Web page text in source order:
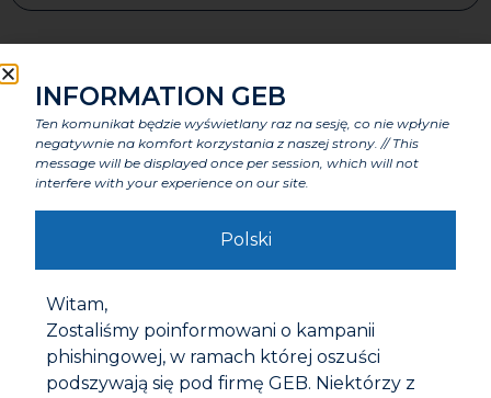
Cechy charakterystyczne
Ostrzeżenia
INFORMATION GEB
Ten komunikat będzie wyświetlany raz na sesję, co nie wpłynie
negatywnie na komfort korzystania z naszej strony. // This
message will be displayed once per session, which will not
interfere with your experience on our site.
Polski
Witam,
Zostaliśmy poinformowani o kampanii
phishingowej, w ramach której oszuści
podszywają się pod firmę GEB. Niektórzy z